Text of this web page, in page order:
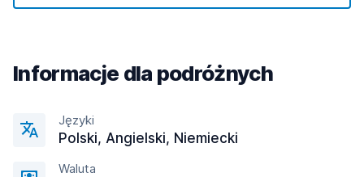
Informacje dla podróżnych
Języki
Polski, Angielski, Niemiecki
Waluta